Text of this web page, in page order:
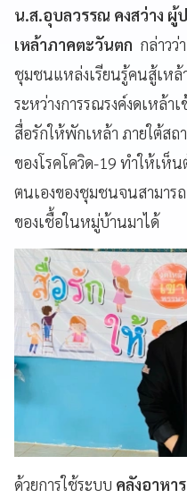
น.ส.อุบลวรรณ คงสว่าง ผู้
เหล้าภาคตะวันตก กล่าวว่า
ชุมชนแหล่งเรียนรู้คนสู้เหล้
ระหว่างการรณรงค์งดเหล้
สื่อรักให้พักเหล้า ภายใต้สถ
ของโรคโควิด-19 ทำให้เห็
ตนเองของชุมชนจนสามาร
ของเชื้อในหมู่บ้านมาได้
ด้วยการใช้ระบบ คลังอาหา